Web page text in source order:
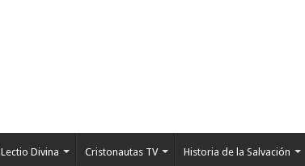
Lectio Divina Cristonautas TV Historia de la Salvación